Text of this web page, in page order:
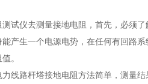
试仪去测量接地电阻，首先，必须
产生一个电源电势，在任何有回路
。
线路杆塔接地电阻方法简单，测量